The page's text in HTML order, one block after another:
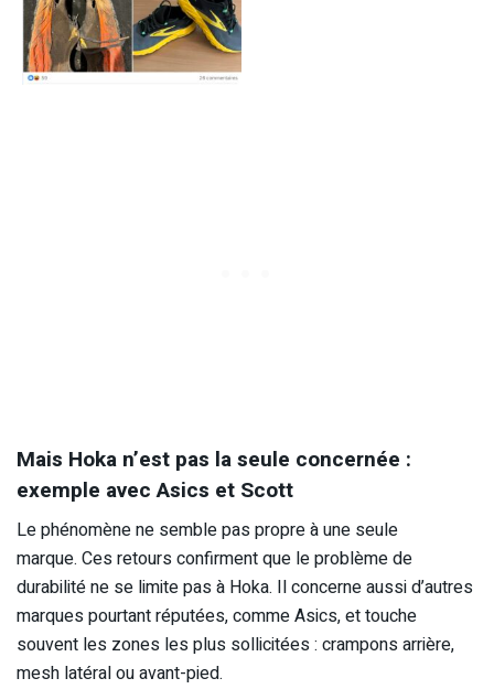
Mais Hoka n’est pas la seule concernée :
exemple avec Asics et Scott
Le phénomène ne semble pas propre à une seule
marque. Ces retours confirment que le problème de
durabilité ne se limite pas à Hoka. Il concerne aussi d’autres
marques pourtant réputées, comme Asics, et touche
souvent les zones les plus sollicitées : crampons arrière,
mesh latéral ou avant-pied.